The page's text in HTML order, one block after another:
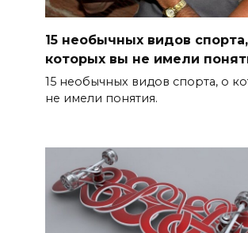
15 необычных видов
которых вы не имели
15 необычных видов спорта, о
не имели понятия.